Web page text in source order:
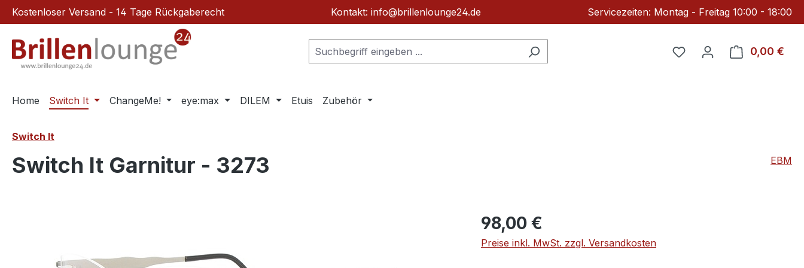
Hauptinhalt springen
Zur Suche springen
Zur Hauptnavigation springen
Kostenloser Versand - 14 Tage Rückgaberecht Kontakt: info@brillenlounge24.de Servicezeiten: Montag - Freitag 10:00 - 18:00
Du hast 0 Produkte auf
0,00 €
Home Switch It ChangeMe! eye:max DILEM Etuis Zubehör
Switch It
Switch It Garnitur - 3273 EBM
Regulärer Preis:
98,00 €
Preise inkl. MwSt. zzgl. Versandkosten